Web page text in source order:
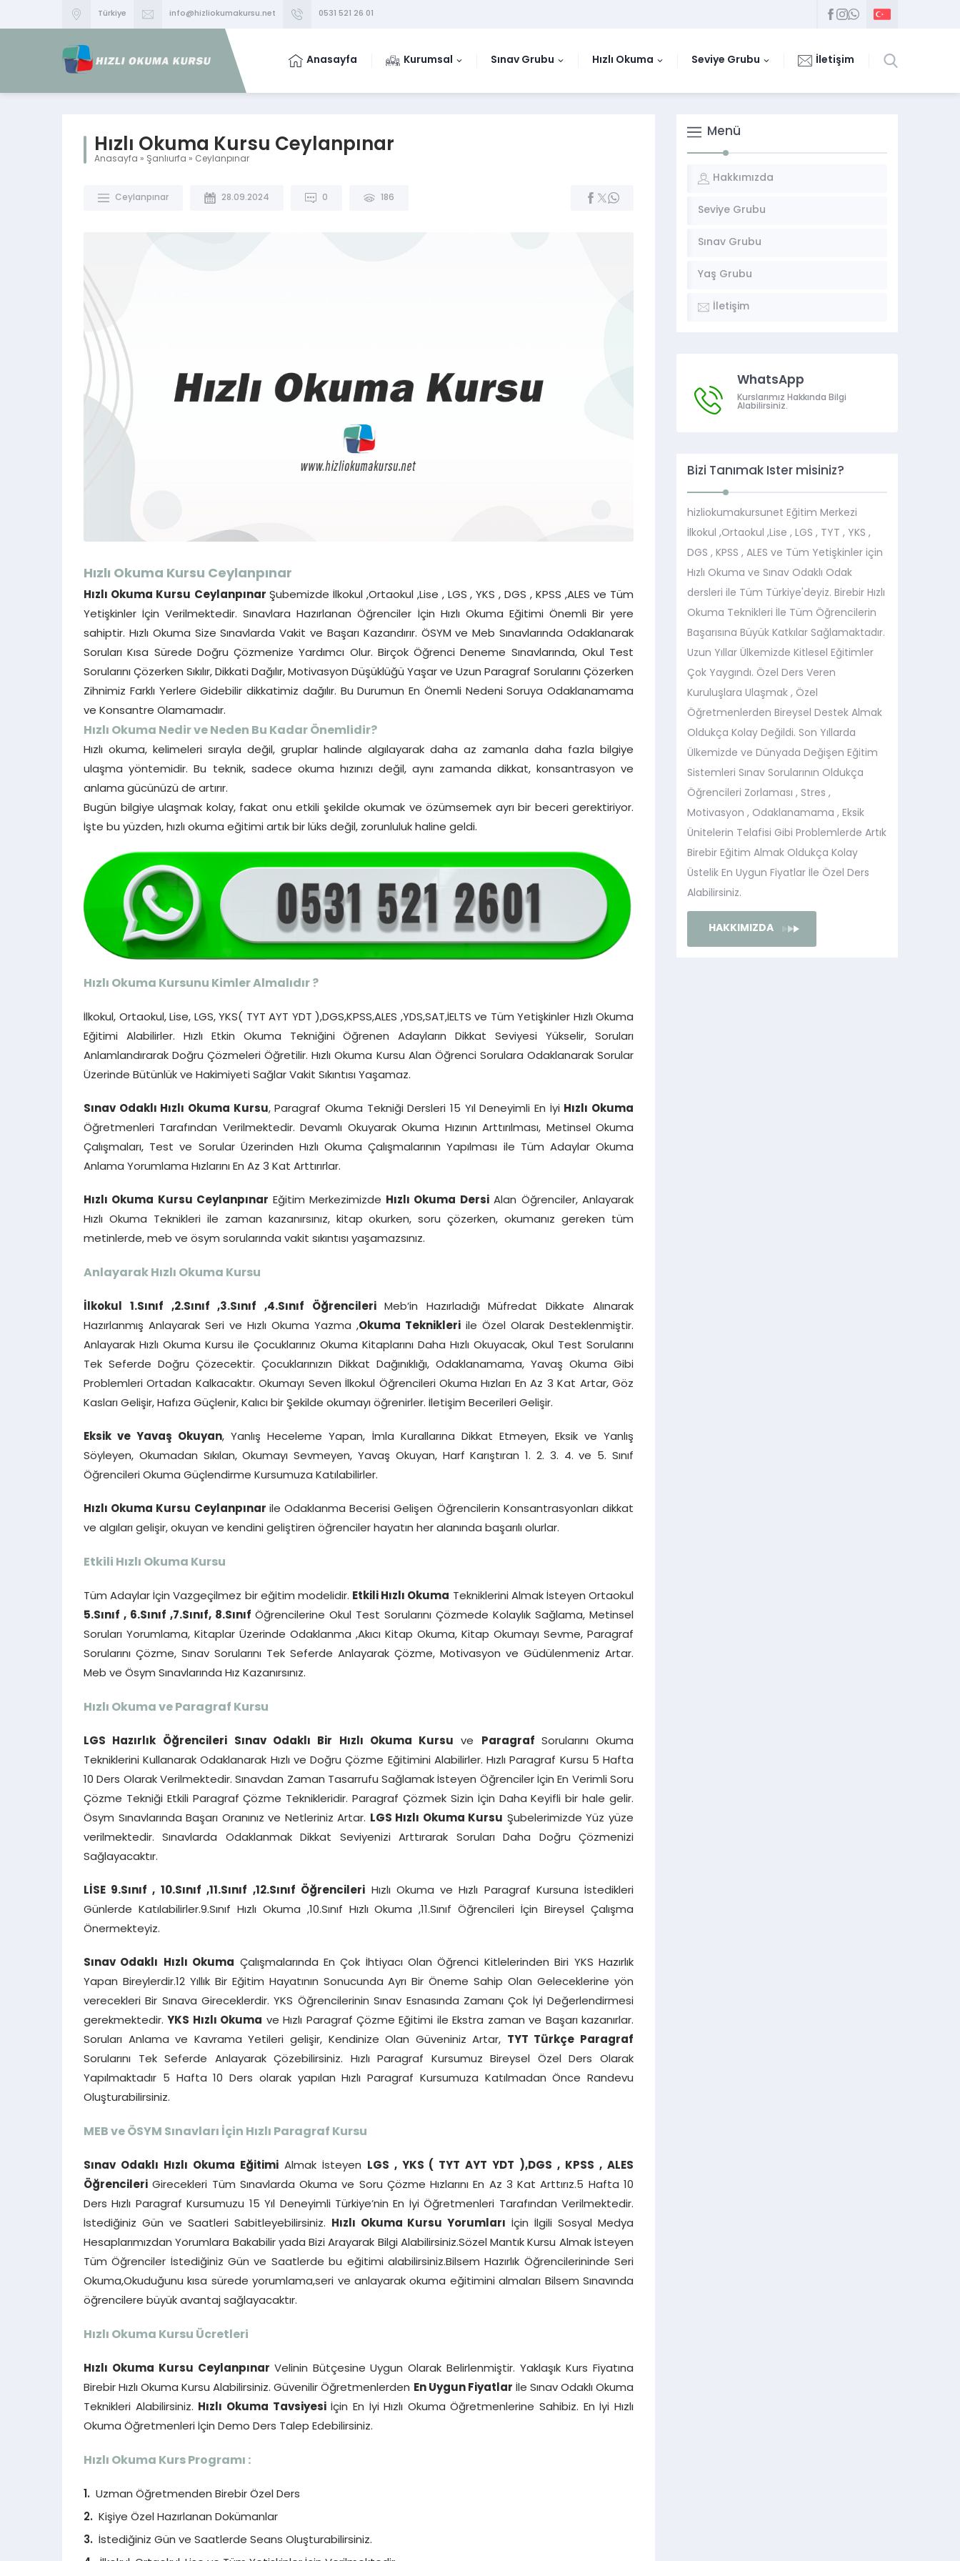
Türkiye info@hizliokumakursu.net 0531 521 26 01
Anasayfa Kurumsal Sınav Grubu Hızlı Okuma Seviye Grubu İletişim
Hızlı Okuma Kursu Ceylanpınar
Anasayfa » Şanlıurfa » Ceylanpınar
Ceylanpınar 28.09.2024 0 186
Hızlı Okuma Kursu Ceylanpınar
Hızlı Okuma Kursu Ceylanpınar Şubemizde İlkokul ,Ortaokul ,Lise , LGS , YKS , DGS , KPSS ,ALES ve Tüm
Yetişkinler İçin Verilmektedir. Sınavlara Hazırlanan Öğrenciler İçin Hızlı Okuma Eğitimi Önemli Bir yere
sahiptir. Hızlı Okuma Size Sınavlarda Vakit ve Başarı Kazandırır. ÖSYM ve Meb Sınavlarında Odaklanarak
Soruları Kısa Sürede Doğru Çözmenize Yardımcı Olur. Birçok Öğrenci Deneme Sınavlarında, Okul Test
Sorularını Çözerken Sıkılır, Dikkati Dağılır, Motivasyon Düşüklüğü Yaşar ve Uzun Paragraf Sorularını Çözerken
Zihnimiz Farklı Yerlere Gidebilir dikkatimiz dağılır. Bu Durumun En Önemli Nedeni Soruya Odaklanamama
ve Konsantre Olamamadır.
Hızlı Okuma Nedir ve Neden Bu Kadar Önemlidir?
Hızlı okuma, kelimeleri sırayla değil, gruplar halinde algılayarak daha az zamanla daha fazla bilgiye
ulaşma yöntemidir. Bu teknik, sadece okuma hızınızı değil, aynı zamanda dikkat, konsantrasyon ve
anlama gücünüzü de artırır.
Bugün bilgiye ulaşmak kolay, fakat onu etkili şekilde okumak ve özümsemek ayrı bir beceri gerektiriyor.
İşte bu yüzden, hızlı okuma eğitimi artık bir lüks değil, zorunluluk haline geldi.
Hızlı Okuma Kursunu Kimler Almalıdır ?
İlkokul, Ortaokul, Lise, LGS, YKS( TYT AYT YDT ),DGS,KPSS,ALES ,YDS,SAT,İELTS ve Tüm Yetişkinler Hızlı Okuma
Eğitimi Alabilirler. Hızlı Etkin Okuma Tekniğini Öğrenen Adayların Dikkat Seviyesi Yükselir, Soruları
Anlamlandırarak Doğru Çözmeleri Öğretilir. Hızlı Okuma Kursu Alan Öğrenci Sorulara Odaklanarak Sorular
Üzerinde Bütünlük ve Hakimiyeti Sağlar Vakit Sıkıntısı Yaşamaz.
Sınav Odaklı Hızlı Okuma Kursu, Paragraf Okuma Tekniği Dersleri 15 Yıl Deneyimli En İyi Hızlı Okuma
Öğretmenleri Tarafından Verilmektedir. Devamlı Okuyarak Okuma Hızının Arttırılması, Metinsel Okuma
Çalışmaları, Test ve Sorular Üzerinden Hızlı Okuma Çalışmalarının Yapılması ile Tüm Adaylar Okuma
Anlama Yorumlama Hızlarını En Az 3 Kat Arttırırlar.
Hızlı Okuma Kursu Ceylanpınar Eğitim Merkezimizde Hızlı Okuma DersiAlan Öğrenciler, Anlayarak
Hızlı Okuma Teknikleri ile zaman kazanırsınız, kitap okurken, soru çözerken, okumanız gereken tüm
metinlerde, meb ve ösym sorularında vakit sıkıntısı yaşamazsınız.
Anlayarak Hızlı Okuma Kursu
İlkokul 1.Sınıf ,2.Sınıf ,3.Sınıf ,4.Sınıf Öğrencileri Meb’in Hazırladığı Müfredat Dikkate Alınarak
Hazırlanmış Anlayarak Seri ve Hızlı Okuma Yazma ,Okuma Teknikleri ile Özel Olarak Desteklenmiştir.
Anlayarak Hızlı Okuma Kursu ile Çocuklarınız Okuma Kitaplarını Daha Hızlı Okuyacak, Okul Test Sorularını
Tek Seferde Doğru Çözecektir. Çocuklarınızın Dikkat Dağınıklığı, Odaklanamama, Yavaş Okuma Gibi
Problemleri Ortadan Kalkacaktır. Okumayı Seven İlkokul Öğrencileri Okuma Hızları En Az 3 Kat Artar, Göz
Kasları Gelişir, Hafıza Güçlenir, Kalıcı bir Şekilde okumayı öğrenirler. İletişim Becerileri Gelişir.
Eksik ve Yavaş Okuyan, Yanlış Heceleme Yapan, İmla Kurallarına Dikkat Etmeyen, Eksik ve Yanlış
Söyleyen, Okumadan Sıkılan, Okumayı Sevmeyen, Yavaş Okuyan, Harf Karıştıran 1. 2. 3. 4. ve 5. Sınıf
Öğrencileri Okuma Güçlendirme Kursumuza Katılabilirler.
Hızlı Okuma Kursu Ceylanpınar ile Odaklanma Becerisi Gelişen Öğrencilerin Konsantrasyonları dikkat
ve algıları gelişir, okuyan ve kendini geliştiren öğrenciler hayatın her alanında başarılı olurlar.
Etkili Hızlı Okuma Kursu
Tüm Adaylar İçin Vazgeçilmez bir eğitim modelidir. Etkili Hızlı Okuma Tekniklerini Almak İsteyen Ortaokul
5.Sınıf , 6.Sınıf ,7.Sınıf, 8.Sınıf Öğrencilerine Okul Test Sorularını Çözmede Kolaylık Sağlama, Metinsel
Soruları Yorumlama, Kitaplar Üzerinde Odaklanma ,Akıcı Kitap Okuma, Kitap Okumayı Sevme, Paragraf
Sorularını Çözme, Sınav Sorularını Tek Seferde Anlayarak Çözme, Motivasyon ve Güdülenmeniz Artar.
Meb ve Ösym Sınavlarında Hız Kazanırsınız.
Hızlı Okuma ve Paragraf Kursu
LGS Hazırlık Öğrencileri Sınav Odaklı Bir Hızlı Okuma Kursu ve Paragraf Sorularını Okuma
Tekniklerini Kullanarak Odaklanarak Hızlı ve Doğru Çözme Eğitimini Alabilirler. Hızlı Paragraf Kursu 5 Hafta
10 Ders Olarak Verilmektedir. Sınavdan Zaman Tasarrufu Sağlamak İsteyen Öğrenciler İçin En Verimli Soru
Çözme Tekniği Etkili Paragraf Çözme Teknikleridir. Paragraf Çözmek Sizin İçin Daha Keyifli bir hale gelir.
Ösym Sınavlarında Başarı Oranınız ve Netleriniz Artar. LGS Hızlı Okuma Kursu Şubelerimizde Yüz yüze
verilmektedir. Sınavlarda Odaklanmak Dikkat Seviyenizi Arttırarak Soruları Daha Doğru Çözmenizi
Sağlayacaktır.
LİSE 9.Sınıf , 10.Sınıf ,11.Sınıf ,12.Sınıf Öğrencileri Hızlı Okuma ve Hızlı Paragraf Kursuna İstedikleri
Günlerde Katılabilirler.9.Sınıf Hızlı Okuma ,10.Sınıf Hızlı Okuma ,11.Sınıf Öğrencileri İçin Bireysel Çalışma
Önermekteyiz.
Sınav Odaklı Hızlı Okuma Çalışmalarında En Çok İhtiyacı Olan Öğrenci Kitlelerinden Biri YKS Hazırlık
Yapan Bireylerdir.12 Yıllık Bir Eğitim Hayatının Sonucunda Ayrı Bir Öneme Sahip Olan Geleceklerine yön
verecekleri Bir Sınava Gireceklerdir. YKS Öğrencilerinin Sınav Esnasında Zamanı Çok İyi Değerlendirmesi
gerekmektedir. YKS Hızlı Okuma ve Hızlı Paragraf Çözme Eğitimi ile Ekstra zaman ve Başarı kazanırlar.
Soruları Anlama ve Kavrama Yetileri gelişir, Kendinize Olan Güveniniz Artar, TYT Türkçe Paragraf
Sorularını Tek Seferde Anlayarak Çözebilirsiniz. Hızlı Paragraf Kursumuz Bireysel Özel Ders Olarak
Yapılmaktadır 5 Hafta 10 Ders olarak yapılan Hızlı Paragraf Kursumuza Katılmadan Önce Randevu
Oluşturabilirsiniz.
MEB ve ÖSYM Sınavları İçin Hızlı Paragraf Kursu
Sınav Odaklı Hızlı Okuma EğitimiAlmak İsteyen LGS , YKS ( TYT AYT YDT ),DGS , KPSS , ALES
Öğrencileri Girecekleri Tüm Sınavlarda Okuma ve Soru Çözme Hızlarını En Az 3 Kat Arttırız.5 Hafta 10
Ders Hızlı Paragraf Kursumuzu 15 Yıl Deneyimli Türkiye’nin En İyi Öğretmenleri Tarafından Verilmektedir.
İstediğiniz Gün ve Saatleri Sabitleyebilirsiniz. Hızlı Okuma Kursu Yorumları İçin İlgili Sosyal Medya
Hesaplarımızdan Yorumlara Bakabilir yada Bizi Arayarak Bilgi Alabilirsiniz.Sözel Mantık Kursu Almak İsteyen
Tüm Öğrenciler İstediğiniz Gün ve Saatlerde bu eğitimi alabilirsiniz.Bilsem Hazırlık Öğrencilerininde Seri
Okuma,Okuduğunu kısa sürede yorumlama,seri ve anlayarak okuma eğitimini almaları Bilsem Sınavında
öğrencilere büyük avantaj sağlayacaktır.
Hızlı Okuma Kursu Ücretleri
Hızlı Okuma Kursu Ceylanpınar Velinin Bütçesine Uygun Olarak Belirlenmiştir. Yaklaşık Kurs Fiyatına
Birebir Hızlı Okuma Kursu Alabilirsiniz. Güvenilir Öğretmenlerden En Uygun Fiyatlar İle Sınav Odaklı Okuma
Teknikleri Alabilirsiniz. Hızlı Okuma Tavsiyesiİçin En İyi Hızlı Okuma Öğretmenlerine Sahibiz. En İyi Hızlı
Okuma Öğretmenleri İçin Demo Ders Talep Edebilirsiniz.
Hızlı Okuma Kurs Programı :
Uzman Öğretmenden Birebir Özel Ders
Kişiye Özel Hazırlanan Dokümanlar
İstediğiniz Gün ve Saatlerde Seans Oluşturabilirsiniz.
Menü
Hakkımızda
Seviye Grubu
Sınav Grubu
Yaş Grubu
İletişim
WhatsApp
Kurslarımız Hakkında Bilgi
Alabilirsiniz.
Bizi Tanımak İster misiniz?
hizliokumakursunet Eğitim Merkezi
İlkokul ,Ortaokul ,Lise , LGS , TYT , YKS ,
DGS , KPSS , ALES ve Tüm Yetişkinler için
Hızlı Okuma ve Sınav Odaklı Odak
dersleri ile Tüm Türkiye'deyiz. Birebir Hızlı
Okuma Teknikleri İle Tüm Öğrencilerin
Başarısına Büyük Katkılar Sağlamaktadır.
Uzun Yıllar Ülkemizde Kitlesel Eğitimler
Çok Yaygındı. Özel Ders Veren
Kuruluşlara Ulaşmak , Özel
Öğretmenlerden Bireysel Destek Almak
Oldukça Kolay Değildi. Son Yıllarda
Ülkemizde ve Dünyada Değişen Eğitim
Sistemleri Sınav Sorularının Oldukça
Öğrencileri Zorlaması , Stres ,
Motivasyon , Odaklanamama , Eksik
Ünitelerin Telafisi Gibi Problemlerde Artık
Birebir Eğitim Almak Oldukça Kolay
Üstelik En Uygun Fiyatlar İle Özel Ders
Alabilirsiniz.
HAKKIMIZDA